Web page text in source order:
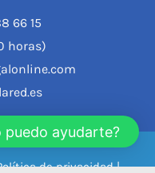
66 15
horas)
de privacidad|
puedo ayudarte?